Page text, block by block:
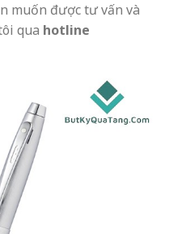
muốn được tư vấn và
qua hotline